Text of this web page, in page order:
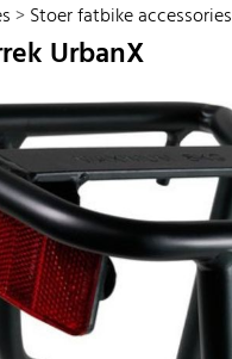
>Stoer fatbike accessories
UrbanX